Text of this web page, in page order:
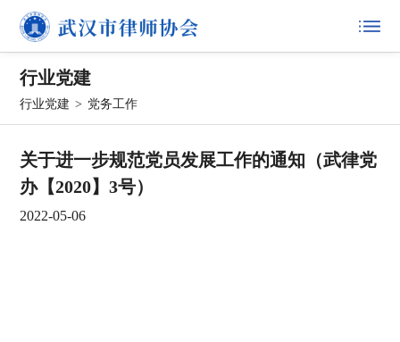
行业党建
行业党建 > 党务工作
关于进一步规范党员发展工作的通知（武律党
办【2020】3号）
2022-05-06